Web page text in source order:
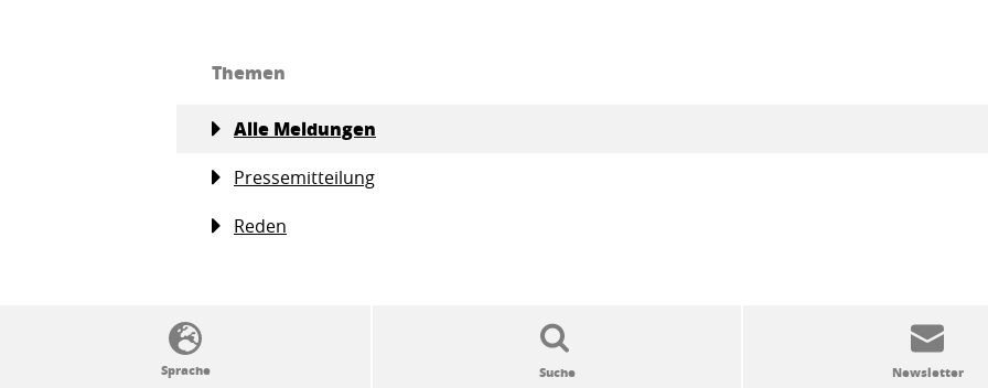
Themen
Alle Meldungen
Pressemitteilung
Reden